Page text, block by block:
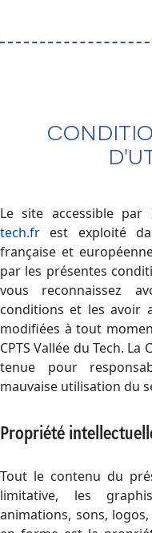
Le site accessible par
tech.fr est exploité
française et
par les présentes
vous reconnaissez
conditions et les avoir
modifiées à tout
CPTS Vallée du Tech.
tenue pour
mauvaise utilisation du
Propriété
Tout le contenu du
limitative, les
animations, sons,